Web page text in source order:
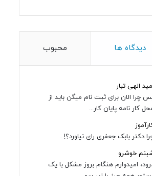
دیدگاه ها محبوب
الهی تبار
چرا الان برای ثبت نام میگن باید از
کار نامه پایان کار...
دکتر بابک جعفری رای نیاورد؟!...
خوشرو
امیدوارم هنگام بروز مشکل با یک